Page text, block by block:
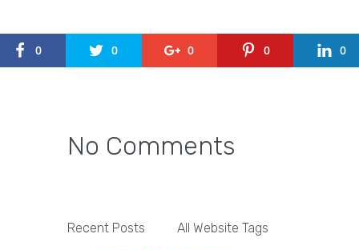
0 0 0 0 0
No Comments
Recent Posts All Website Tags